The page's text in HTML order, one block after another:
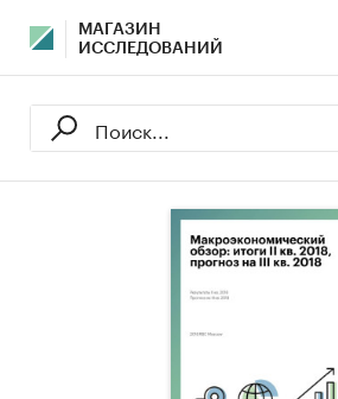
МАГАЗИН
ИССЛЕДОВАНИЙ